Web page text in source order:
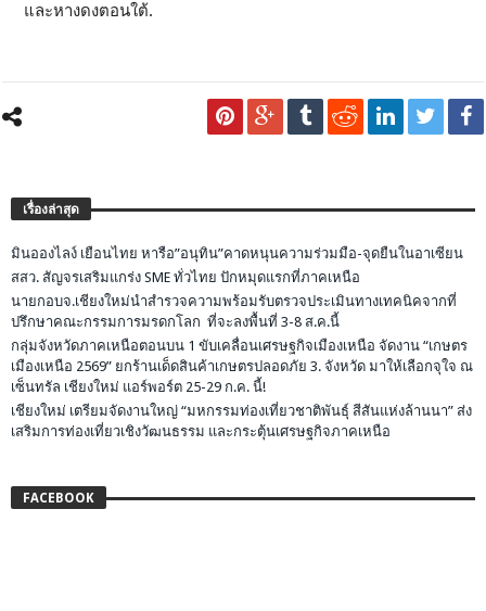
และหางดงตอนใต้.
เรื่องล่าสุด
มินอองไลง์ เยือนไทย หารือ”อนุทิน”คาดหนุนความร่วมมือ-จุดยืนในอาเซียน
สสว. สัญจรเสริมแกร่ง SME ทั่วไทย ปักหมุดแรกที่ภาคเหนือ
นายกอบจ.เชียงใหม่นำสำรวจความพร้อมรับตรวจประเมินทางเทคนิคจากที่
ปรึกษาคณะกรรมการมรดกโลก ที่จะลงพื้นที่ 3-8 ส.ค.นี้
กลุ่มจังหวัดภาคเหนือตอนบน 1 ขับเคลื่อนเศรษฐกิจเมืองเหนือ จัดงาน “เกษตร
เมืองเหนือ 2569” ยกร้านเด็ดสินค้าเกษตรปลอดภัย 3. จังหวัด มาให้เลือกจุใจ ณ
เซ็นทรัล เชียงใหม่ แอร์พอร์ต 25-29 ก.ค. นี้!
เชียงใหม่ เตรียมจัดงานใหญ่ “มหกรรมท่องเที่ยวชาติพันธุ์ สีสันแห่งล้านนา” ส่ง
เสริมการท่องเที่ยวเชิงวัฒนธรรม และกระตุ้นเศรษฐกิจภาคเหนือ
FACEBOOK